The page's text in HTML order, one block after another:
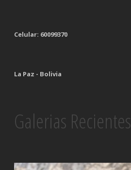
Celular: 60099370
La Paz - Bolivia
Galerias Recientes